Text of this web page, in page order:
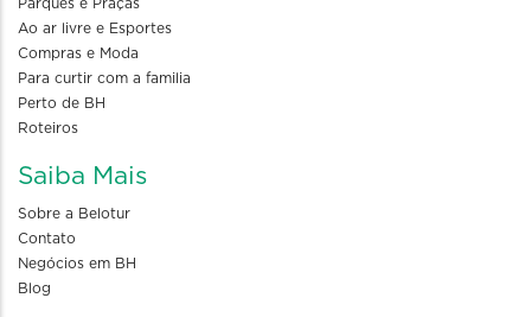
Parques e Praças
Ao ar livre e Esportes
Compras e Moda
Para curtir com a familia
Perto de BH
Roteiros
Saiba Mais
Sobre a Belotur
Contato
Negócios em BH
Blog